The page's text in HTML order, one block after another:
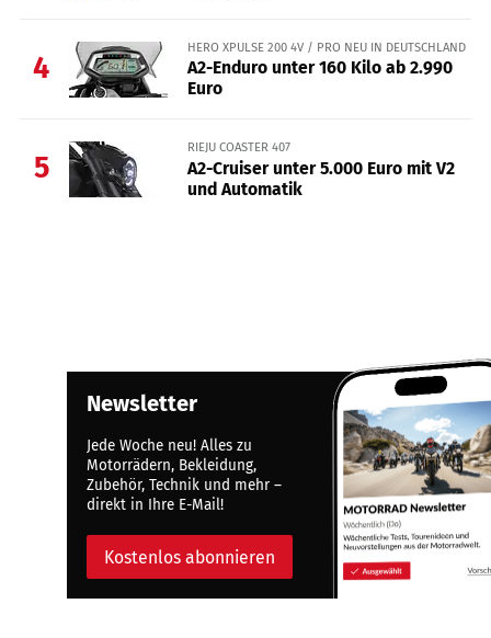
4
HERO XPULSE 200 4V / PRO NEU IN DEUTSCHLAND
A2-Enduro unter 160 Kilo ab 2.990
Euro
5
RIEJU COASTER 407
A2-Cruiser unter 5.000 Euro mit V2
und Automatik
Newsletter
Jede Woche neu! Alles zu
Motorrädern, Bekleidung,
Zubehör, Technik und mehr –
direkt in Ihre E-Mail!
Kostenlos abonnieren